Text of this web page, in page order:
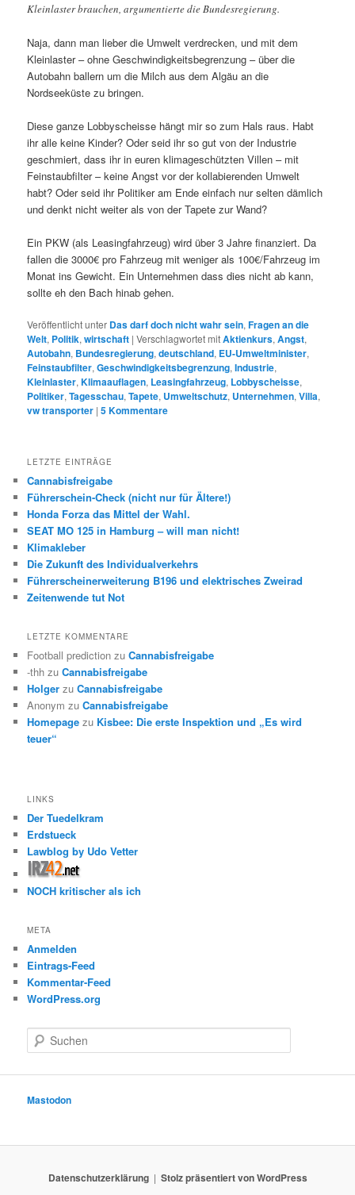
Kleinlaster brauchen, argumentierte die Bundesregierung.
Naja, dann man lieber die Umwelt verdrecken, und mit dem
Kleinlaster – ohne Geschwindigkeitsbegrenzung – über die
Autobahn ballern um die Milch aus dem Algäu an die
Nordseeküste zu bringen.
Diese ganze Lobbyscheisse hängt mir so zum Hals raus. Habt
ihr alle keine Kinder? Oder seid ihr so gut von der Industrie
geschmiert, dass ihr in euren klimageschützten Villen – mit
Feinstaubfilter – keine Angst vor der kollabierenden Umwelt
habt? Oder seid ihr Politiker am Ende einfach nur selten dämlich
und denkt nicht weiter als von der Tapete zur Wand?
Ein PKW (als Leasingfahrzeug) wird über 3 Jahre finanziert. Da
fallen die 3000€ pro Fahrzeug mit weniger als 100€/Fahrzeug im
Monat ins Gewicht. Ein Unternehmen dass dies nicht ab kann,
sollte eh den Bach hinab gehen.
Veröffentlicht unter Das darf doch nicht wahr sein,Fragen an die
Welt, Politik,wirtschaft |Verschlagwortet mitAktienkurs,Angst,
Autobahn, Bundesregierung,deutschland, EU-Umweltminister,
Feinstaubfilter,Geschwindigkeitsbegrenzung,Industrie,
Kleinlaster,Klimaauflagen, Leasingfahrzeug, Lobbyscheisse,
Politiker,Tagesschau,Tapete, Umweltschutz, Unternehmen,Villa,
vw transporter |5Kommentare
LETZTE EINTRÄGE
Cannabisfreigabe
Führerschein-Check (nicht nur für Ältere!)
Honda Forza das Mittel der Wahl.
SEAT MO 125 in Hamburg – will man nicht!
Klimakleber
Die Zukunft des Individualverkehrs
Führerscheinerweiterung B196 und elektrisches Zweirad
Zeitenwende tut Not
LETZTE KOMMENTARE
Football prediction zuCannabisfreigabe
-thh zuCannabisfreigabe
Holger zuCannabisfreigabe
Anonym zuCannabisfreigabe
Homepage zu Kisbee: Die erste Inspektion und „Es wird
teuer“
LINKS
Der Tuedelkram
Erdstueck
Lawblog by Udo Vetter
NOCH kritischer als ich
META
Anmelden
Eintrags-Feed
Kommentar-Feed
WordPress.org
u
e
Mastodon
Datenschutzerklärung Stolz präsentiert von WordPress